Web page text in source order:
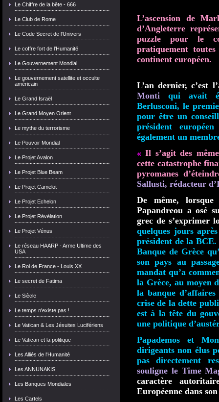
Le Chiffre de la bête - 666
Le Club de Rome
Le Code Secret de l'Univers
Le coffre fort de l'Humanité
Le Gouvernement Mondial
Le gouvernement satellite et occulte
américain
Le Grand Israël
Le Grand Moyen Orient
Le mythe du terrorisme
Le Pouvoir Mondial
Le Projet Avalon
Le Projet Blue Beam
Le Projet Camelot
Le Projet Echelon
Le Projet Révélation
Le Projet Vénus
Le réseau HAARP - Arme Ultime des
USA
Le Roi de France - Louis XX
Le secret de Fatima
Le Siècle
Le temps n'existe pas !
Le Vatican & Les Jésuites Lucifériens
Le Vatican et la politique
Les Alliés de l'Humanité
Les ANNUNAKIS
Les Banques Mondiales
Les Cartels
L’ascension de
d’Angleterre
puzzle pour le
pratiquement
continent européen.
L’an dernier, c’est
Monti
qui avait
Berlusconi, le
pour être un
président
également un
« Il s’agit des
cette catastrophe
pyromanes
Sallusti, rédacteur
De même,
Papandreou a osé
grec de s’exprimer
quelques jours
président de la BCE.
Banque de Grèce
son pays au
mandat qu’a
la Grèce, au moyen
la banque
crise de la dette
est à la tête du
une politique
Papademos et
dirigeants non élus
pas directement
souligne le Time
caractère
Européenne dans